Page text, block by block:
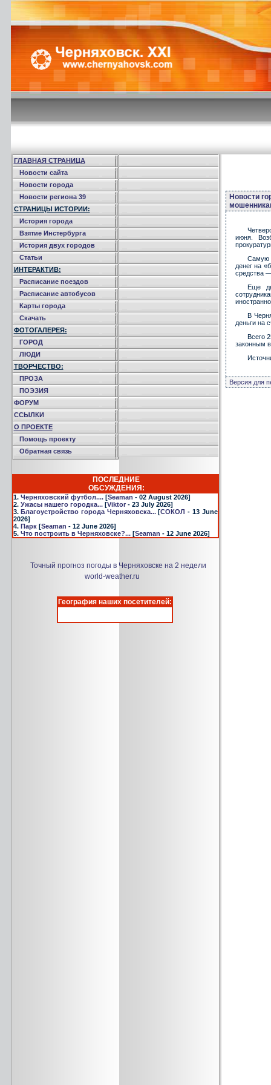
ГЛАВНАЯ СТРАНИЦА
Новости сайта
Новости города
Новости региона 39
СТРАНИЦЫ ИСТОРИИ:
История города
Взятие Инстербурга
История двух городов
Статьи
ИНТЕРАКТИВ:
Расписание поездов
Расписание автобусов
Карты города
Скачать
ФОТОГАЛЕРЕЯ:
ГОРОД
ЛЮДИ
ТВОРЧЕСТВО:
ПРОЗА
ПОЭЗИЯ
ФОРУМ
ССЫЛКИ
О ПРОЕКТЕ
Помощь проекту
Обратная связь
ПОСЛЕДНИЕ
ОБСУЖДЕНИЯ:
1. Черняховский футбол....[Seaman - 02 August 2026]
2. Ужасы нашего городка...[Viktor- 23 July 2026]
3.Благоустройство города Черняховска...[СОКОЛ - 13 June
2026]
4. Парк[Seaman - 12 June 2026]
5. Что построить в Черняховске?...[Seaman - 12 June 2026]
Точный прогноз погоды в Черняховске на 2 недели
world-weather.ru
География наших посетителей:
Новости
июня.
Самую
денег на
средства
Еще
В
деньги на
Всего
законным
Версия для